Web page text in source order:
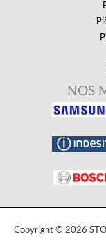
NOS
Copyright © 2026